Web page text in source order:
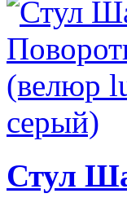
Стул